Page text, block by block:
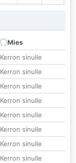
Mies
Kerron sinulle
Kerron sinulle
Kerron sinulle
Kerron sinulle
Kerron sinulle
Kerron sinulle
Kerron sinulle
Kerron sinulle